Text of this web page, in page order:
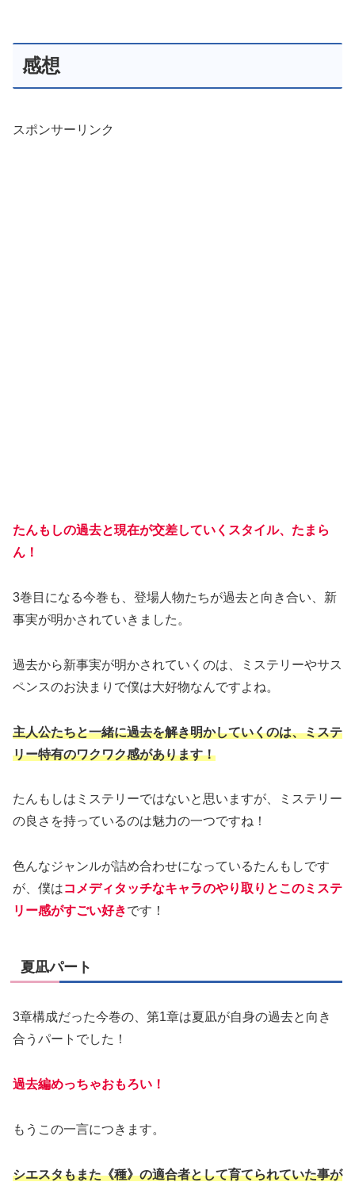
感想
スポンサーリンク
たんもしの過去と現在が交差していくスタイル、たまら
ん！
3巻目になる今巻も、登場人物たちが過去と向き合い、新
事実が明かされていきました。
過去から新事実が明かされていくのは、ミステリーやサス
ペンスのお決まりで僕は大好物なんですよね。
主人公たちと一緒に過去を解き明かしていくのは、ミステ
リー特有のワクワク感があります！
たんもしはミステリーではないと思いますが、ミステリー
の良さを持っているのは魅力の一つですね！
色んなジャンルが詰め合わせになっているたんもしです
が、僕はコメディタッチなキャラのやり取りとこのミステ
リー感がすごい好きです！
夏凪パート
3章構成だった今巻の、第1章は夏凪が自身の過去と向き
合うパートでした！
過去編めっちゃおもろい！
もうこの一言につきます。
シエスタもまた《種》の適合者として育てられていた事が